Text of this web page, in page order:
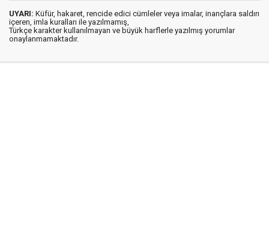
UYARI: Küfür, hakaret, rencide edici cümleler veya imalar, inançlara saldırı
içeren, imla kuralları ile yazılmamış,
Türkçe karakter kullanılmayan ve büyük harflerle yazılmış yorumlar
onaylanmamaktadır.